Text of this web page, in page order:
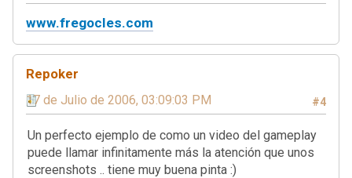
www.fregocles.com
Repoker
#4
17 de Julio de 2006, 03:09:03 PM
Un perfecto ejemplo de como un video del gameplay
puede llamar infinitamente más la atención que unos
screenshots .. tiene muy buena pinta :)